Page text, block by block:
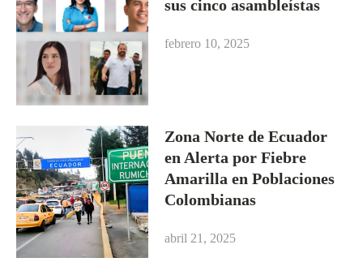
sus cinco asambleístas
febrero 10, 2025
Zona Norte de Ecuador
en Alerta por Fiebre
Amarilla en Poblaciones
Colombianas
abril 21, 2025